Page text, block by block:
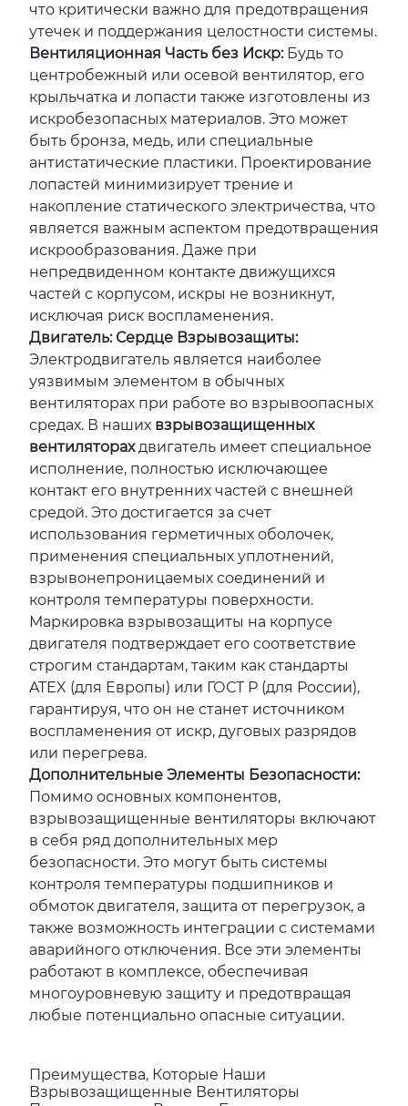
что критически важно для предотвращения
утечек и поддержания целостности системы.
Вентиляционная Часть без Искр:Будь то
центробежный или осевой вентилятор, его
крыльчатка и лопасти также изготовлены из
искробезопасных материалов. Это может
быть бронза, медь, или специальные
антистатические пластики. Проектирование
лопастей минимизирует трение и
накопление статического электричества, что
является важным аспектом предотвращения
искрообразования. Даже при
непредвиденном контакте движущихся
частей с корпусом, искры не возникнут,
исключая риск воспламенения.
Двигатель: Сердце Взрывозащиты:
Электродвигатель является наиболее
уязвимым элементом в обычных
вентиляторах при работе во взрывоопасных
средах. В наших взрывозащищенных
вентиляторахдвигатель имеет специальное
исполнение, полностью исключающее
контакт его внутренних частей с внешней
средой. Это достигается за счет
использования герметичных оболочек,
применения специальных уплотнений,
взрывонепроницаемых соединений и
контроля температуры поверхности.
Маркировка взрывозащиты на корпусе
двигателя подтверждает его соответствие
строгим стандартам, таким как стандарты
ATEX (для Европы) или ГОСТ Р (для России),
гарантируя, что он не станет источником
воспламенения от искр, дуговых разрядов
или перегрева.
Дополнительные Элементы Безопасности:
Помимо основных компонентов,
взрывозащищенные вентиляторы включают
в себя ряд дополнительных мер
безопасности. Это могут быть системы
контроля температуры подшипников и
обмоток двигателя, защита от перегрузок, а
также возможность интеграции с системами
аварийного отключения. Все эти элементы
работают в комплексе, обеспечивая
многоуровневую защиту и предотвращая
любые потенциально опасные ситуации.
Преимущества, Которые Наши
Взрывозащищенные Вентиляторы